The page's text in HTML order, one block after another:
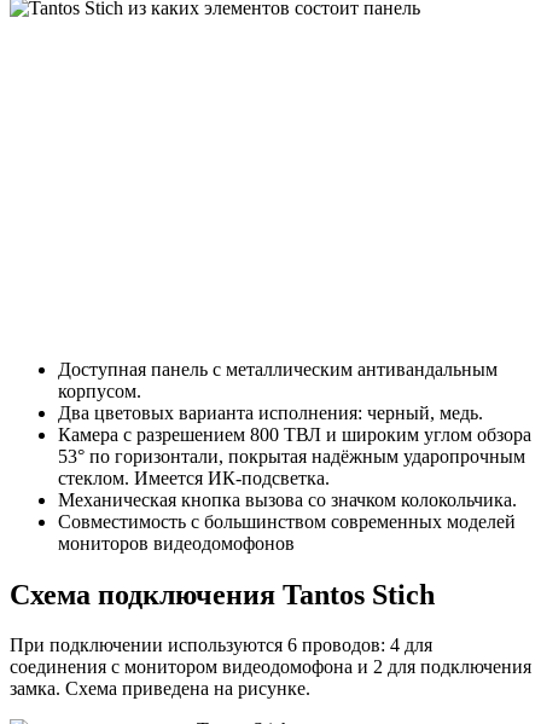
Доступная панель с металлическим антивандальным
корпусом.
Два цветовых варианта исполнения: черный, медь.
Камера с разрешением 800 ТВЛ и широким углом обзора
53° по горизонтали, покрытая надёжным ударопрочным
стеклом. Имеется ИК-подсветка.
Механическая кнопка вызова со значком колокольчика.
Совместимость с большинством современных моделей
мониторов видеодомофонов
Схема подключения Tantos Stich
При подключении используются 6 проводов: 4 для
соединения с монитором видеодомофона и 2 для подключения
замка. Схема приведена на рисунке.